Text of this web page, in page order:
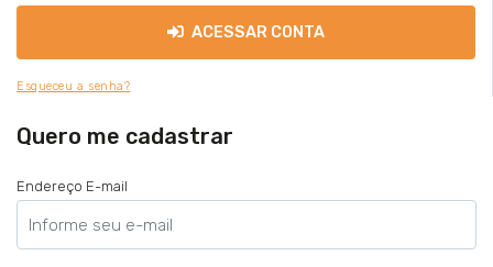
ACESSAR CONTA
Esqueceu a senha?
Quero me cadastrar
Endereço E-mail